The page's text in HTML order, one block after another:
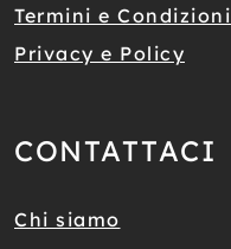
Termini e Condizioni
Privacy e Policy
CONTATTACI
Chi siamo